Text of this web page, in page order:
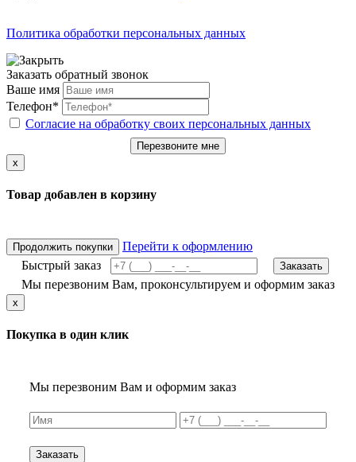
Политика обработки персональных данных
Заказать обратный звонок
Ваше имя
Телефон*
Согласие на обработку своих персональных данных
Перезвоните мне
x
Товар добавлен в корзину
Продолжить покупки
Перейти к оформлению
Быстрый заказ
Заказать
Мы перезвоним Вам, проконсультируем и оформим заказ
x
Покупка в один клик
Мы перезвоним Вам и оформим заказ
Заказать